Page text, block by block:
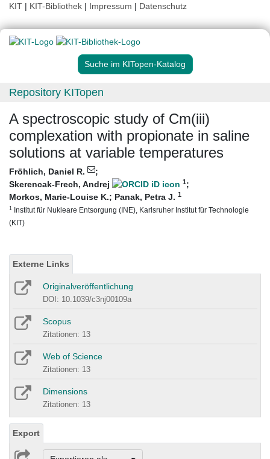
KIT | KIT-Bibliothek | Impressum | Datenschutz
Suche im KITopen-Katalog
Repository KITopen
A spectroscopic study of Cm(iii)
complexation with propionate in saline
solutions at variable temperatures
Fröhlich, Daniel R.
;
Skerencak-Frech, Andrej
1;
Morkos, Marie-Louise K.; Panak, Petra J. 1
1 Institut für Nukleare Entsorgung (INE), Karlsruher Institut für Technologie
(KIT)
Externe Links
Originalveröffentlichung
DOI: 10.1039/c3nj00109a
Scopus
Zitationen: 13
Web of Science
Zitationen: 13
Dimensions
Zitationen: 13
Export